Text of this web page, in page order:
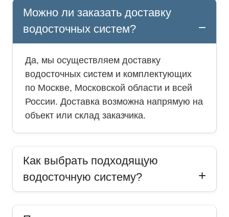
Можно ли заказать доставку
водосточных систем?
Да, мы осуществляем доставку
водосточных систем и комплектующих
по Москве, Московской области и всей
России. Доставка возможна напрямую на
объект или склад заказчика.
Как выбрать подходящую
водосточную систему?